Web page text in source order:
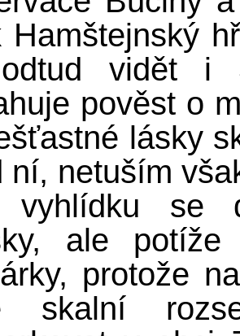
Hamštejnský
vidět i
pověst o
lásky
ní, netuším
vyhlídku se
ale
protože
skalní